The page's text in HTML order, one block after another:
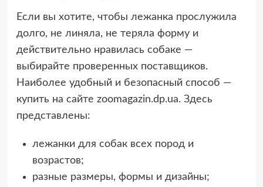
Если вы хотите, чтобы лежанка прослужила
долго, не линяла, не теряла форму и
действительно нравилась собаке —
выбирайте проверенных поставщиков.
Наиболее удобный и безопасный способ —
купить на сайте zoomagazin.dp.ua. Здесь
представлены:
лежанки для собак всех пород и
возрастов;
разные размеры, формы и дизайны;